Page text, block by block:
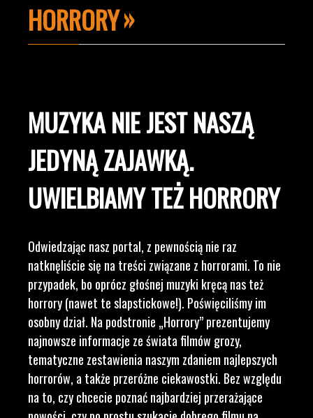
HORRORY
MUZYKA NIE JEST NASZĄ
JEDYNĄ ZAJAWKĄ.
UWIELBIAMY TEŻ HORRORY
Odwiedzając nasz portal, z pewnością nie raz
natknęliście się na treści związane z horrorami. To nie
przypadek, bo oprócz głośnej muzyki kręcą nas też
horrory (nawet te slapstickowe!). Poświęciliśmy im
osobny dział. Na podstronie „Horrory” prezentujemy
najnowsze informacje ze świata filmów grozy,
tematyczne zestawienia naszym zdaniem najlepszych
horrorów, a także przeróżne ciekawostki. Bez względu
na to, czy chcecie poznać najbardziej przerażające